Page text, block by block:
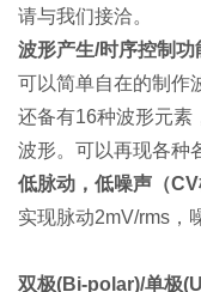
请与我们接洽。
波形产生/时序控制功
可以简单自在的制作
还备有16种波形元素
波形。可以再现各种
低脉动，低噪声（CV
实现脉动2mV/rms，
双极(Bi-polar)/单极